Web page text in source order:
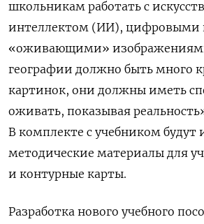
школьникам работать с
интеллектом (ИИ), цифровыми
«оживающими»
географии должно быть много
картинок, они должны иметь
оживать, показывая
В комплекте с учебником будут
методические материалы для
и контурные карты.
Разработка нового учебного